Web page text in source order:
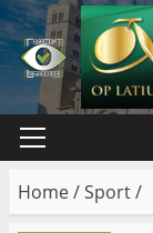
Skip
to
content
Primary
Home/Sport/